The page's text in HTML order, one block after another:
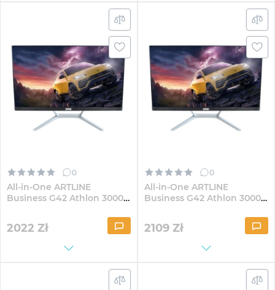
0
All-in-One ARTLINE
Business G42 Athlon 3000G
2022 Zł
0
All-in-One ARTLINE
Business G42 Athlon 3000G
2109 Zł